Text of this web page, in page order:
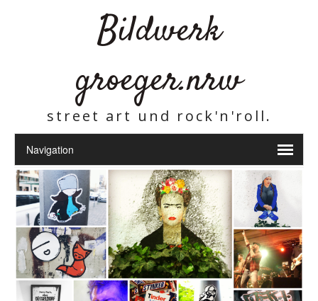
Bildwerk
groeger.nrw
street art und rock'n'roll.